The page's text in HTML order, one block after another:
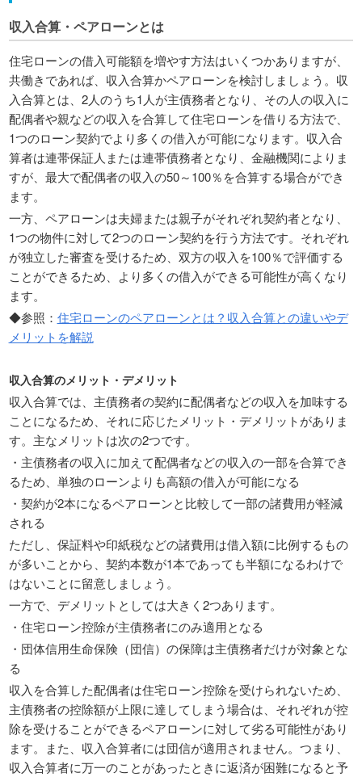
収入合算・ペアローンとは
住宅ローンの借入可能額を増やす方法はいくつかありますが、
共働きであれば、収入合算かペアローンを検討しましょう。収
入合算とは、2人のうち1人が主債務者となり、その人の収入に
配偶者や親などの収入を合算して住宅ローンを借りる方法で、
1つのローン契約でより多くの借入が可能になります。収入合
算者は連帯保証人または連帯債務者となり、金融機関によりま
すが、最大で配偶者の収入の50～100％を合算する場合ができ
ます。
一方、ペアローンは夫婦または親子がそれぞれ契約者となり、
1つの物件に対して2つのローン契約を行う方法です。それぞれ
が独立した審査を受けるため、双方の収入を100％で評価する
ことができるため、より多くの借入ができる可能性が高くなり
ます。
◆参照： 住宅ローンのペアローンとは？収入合算との違いやデ
メリットを解説
収入合算のメリット・デメリット
収入合算では、主債務者の契約に配偶者などの収入を加味する
ことになるため、それに応じたメリット・デメリットがありま
す。主なメリットは次の2つです。
・主債務者の収入に加えて配偶者などの収入の一部を合算でき
るため、単独のローンよりも高額の借入が可能になる
・契約が2本になるペアローンと比較して一部の諸費用が軽減
される
ただし、保証料や印紙税などの諸費用は借入額に比例するもの
が多いことから、契約本数が1本であっても半額になるわけで
はないことに留意しましょう。
一方で、デメリットとしては大きく2つあります。
・住宅ローン控除が主債務者にのみ適用となる
・団体信用生命保険（団信）の保障は主債務者だけが対象とな
る
収入を合算した配偶者は住宅ローン控除を受けられないため、
主債務者の控除額が上限に達してしまう場合は、それぞれが控
除を受けることができるペアローンに対して劣る可能性があり
ます。また、収入合算者には団信が適用されません。つまり、
収入合算者に万一のことがあったときに返済が困難になると予